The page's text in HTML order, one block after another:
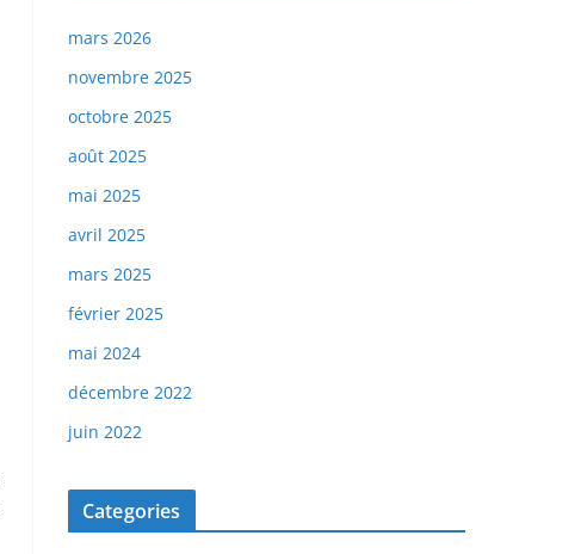
mars 2026
novembre 2025
octobre 2025
août 2025
mai 2025
avril 2025
mars 2025
février 2025
mai 2024
décembre 2022
juin 2022
Categories